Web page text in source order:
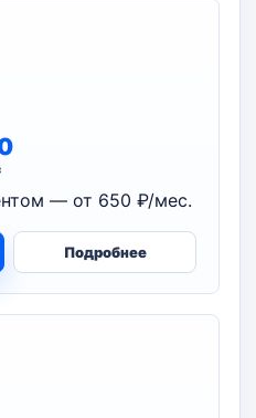
— от 650 ₽/мес.
Подробнее